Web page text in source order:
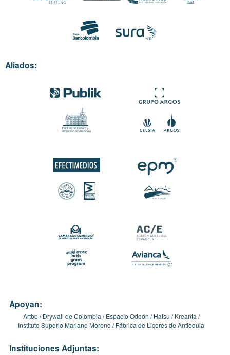
Aliados:
Apoyan:
Artbo Drywall de Colombia Espacio Odeón Hatsu
Kreanta
Instituto Superio Mariano Moreno
Fábrica de Licores de Antioquia
Instituciones Adjuntas: